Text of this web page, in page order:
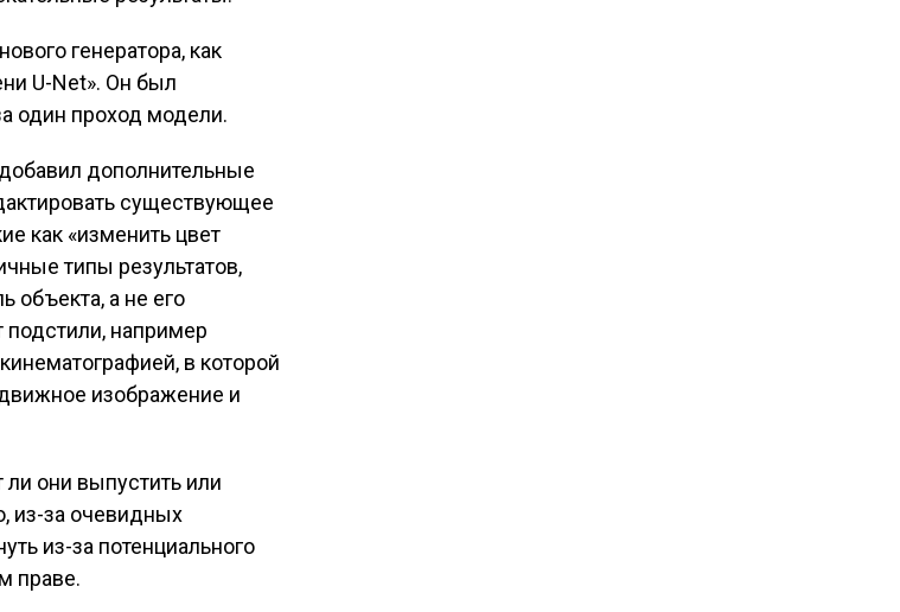
генератора, как
U-Net». Он был
один проход модели.
дополнительные
существующее
как «изменить цвет
типы результатов,
объекта, а не его
подстили, например
в которой
изображение и
они выпустить или
из-за очевидных
из-за потенциального
праве.